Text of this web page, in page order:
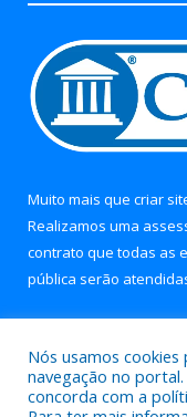
Muito mais que criar
Realizamos uma
contrato que todas as
pública serão
Nós usamos
navegação no
concorda com a